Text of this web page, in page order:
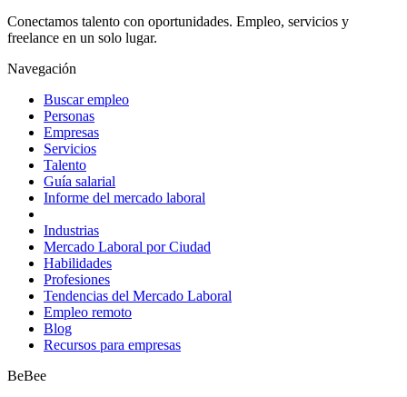
Conectamos talento con oportunidades. Empleo, servicios y
freelance en un solo lugar.
Navegación
Buscar empleo
Personas
Empresas
Servicios
Talento
Guía salarial
Informe del mercado laboral
Industrias
Mercado Laboral por Ciudad
Habilidades
Profesiones
Tendencias del Mercado Laboral
Empleo remoto
Blog
Recursos para empresas
BeBee